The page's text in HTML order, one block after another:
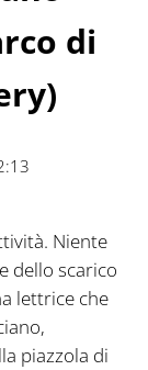
di
Niente
dello scarico
lettrice che
piazzola di